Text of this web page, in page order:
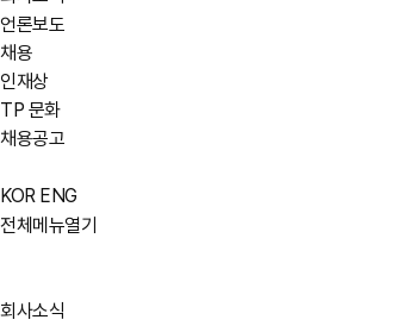
언론보도
채용
인재상
TP 문화
채용공고
KOR ENG
전체메뉴열기
회사소식